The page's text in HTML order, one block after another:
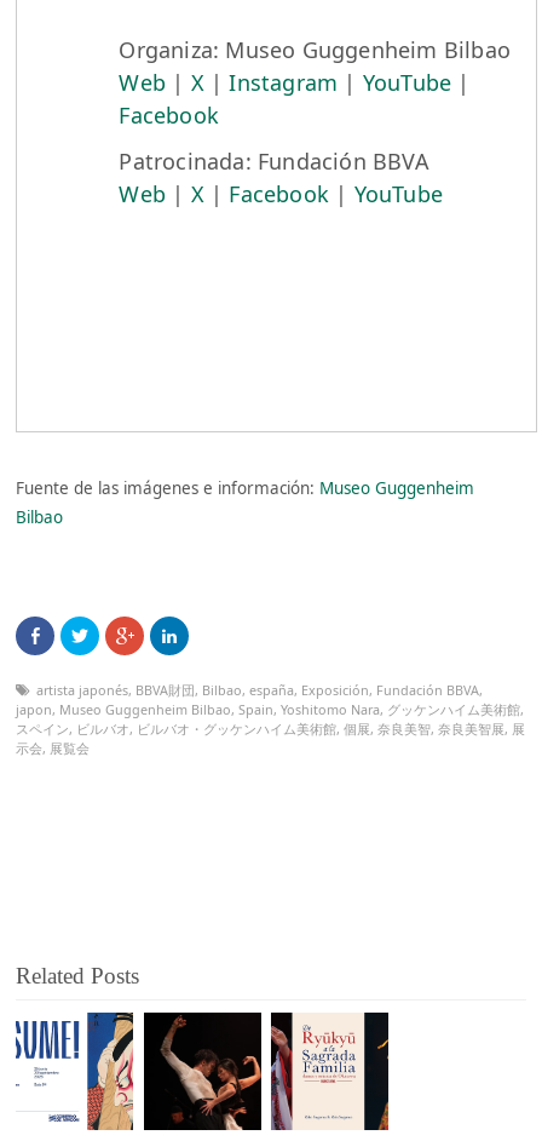
Organiza: Museo Guggenheim Bilbao
Web | X|Instagram | YouTube |
Facebook
Patrocinada: Fundación BBVA
Web | X | Facebook | YouTube
Fuente de las imágenes e información: Museo Guggenheim
Bilbao
artista japonés, BBVA財団, Bilbao,españa, Exposición, Fundación BBVA,
japon, Museo Guggenheim Bilbao,Spain,Yoshitomo Nara, グッケンハイム美術館,
スペイン, ビルバオ, ビルバオ・グッケンハイム美術館,個展,奈良美智,奈良美智展, 展
示会, 展覧会
Related Posts